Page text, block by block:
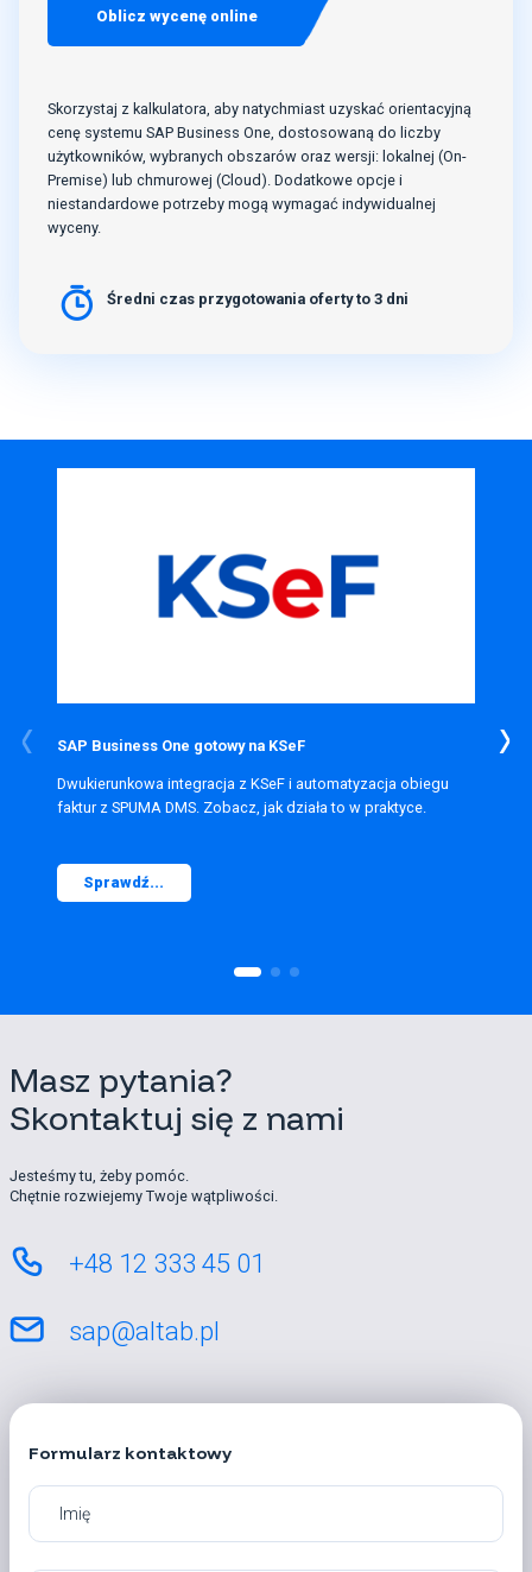
Oblicz wycenę online
Skorzystaj z kalkulatora, aby natychmiast uzyskać orientacyjną
cenę systemu SAP Business One, dostosowaną do liczby
użytkowników, wybranych obszarów oraz wersji: lokalnej (On-
Premise) lub chmurowej (Cloud). Dodatkowe opcje i
niestandardowe potrzeby mogą wymagać indywidualnej
wyceny.
Średni czas przygotowania oferty to 3 dni
SAP Business One gotowy na KSeF
Dwukierunkowa integracja z KSeF i automatyzacja obiegu
faktur z SPUMA DMS. Zobacz, jak działa to w praktyce.
Sprawdź...
Masz pytania?
Skontaktuj się z nami
Jesteśmy tu, żeby pomóc.
Chętnie rozwiejemy Twoje wątpliwości.
+48 12 333 45 01
sap@altab.pl
Formularz kontaktowy